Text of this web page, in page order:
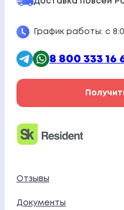
График работы: с
8 800 333 16
Отзывы
Документы